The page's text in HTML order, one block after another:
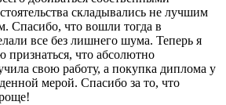
складывались не лучшим
Спасибо, что вошли тогда в
все без лишнего шума. Теперь я
признаться, что абсолютно
свою работу, а покупка диплома у
мерой. Спасибо за то, что